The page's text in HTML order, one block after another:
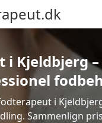
i Kjeldbjerg
i
Sammenlign